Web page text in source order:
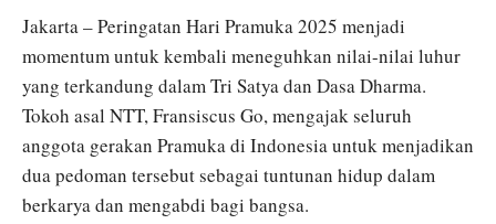
Jakarta – Peringatan Hari Pramuka 2025 menjadi
momentum untuk kembali meneguhkan nilai-nilai luhur
yang terkandung dalam Tri Satya dan Dasa Dharma.
Tokoh asal NTT, Fransiscus Go, mengajak seluruh
anggota gerakan Pramuka di Indonesia untuk menjadikan
dua pedoman tersebut sebagai tuntunan hidup dalam
berkarya dan mengabdi bagi bangsa.